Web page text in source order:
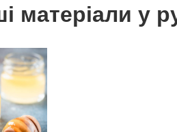
матеріали у